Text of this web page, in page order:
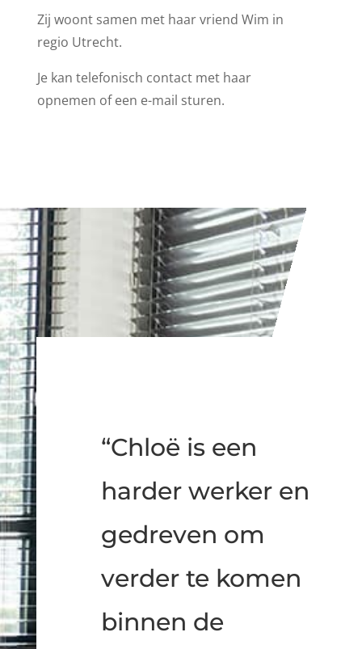
Zij woont samen met haar vriend Wim in
regio Utrecht.
Je kan telefonisch contact met haar
opnemen of een e-mail sturen.
“Chloë is een
harder werker en
gedreven om
verder te komen
binnen de